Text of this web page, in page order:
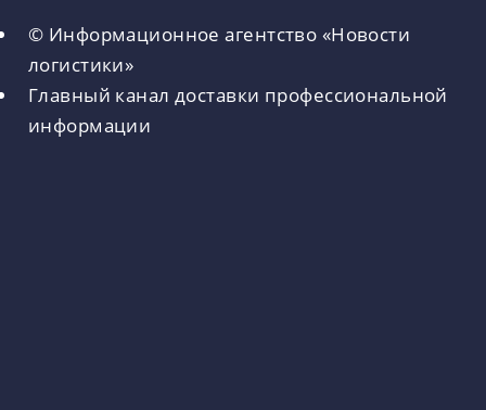
© Информационное агентство «Новости
логистики»
Главный канал доставки профессиональной
информации